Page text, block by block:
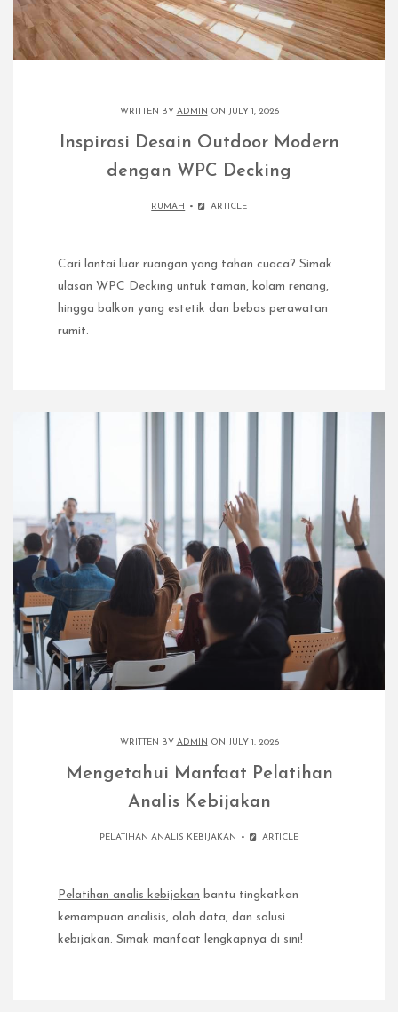
WRITTEN BY ADMIN ON JULY 1, 2026
Inspirasi Desain Outdoor Modern
dengan WPC Decking
RUMAH ARTICLE
Cari lantai luar ruangan yang tahan cuaca? Simak
ulasan WPC Decking untuk taman, kolam renang,
hingga balkon yang estetik dan bebas perawatan
rumit.
WRITTEN BY ADMIN ON JULY 1, 2026
Mengetahui Manfaat Pelatihan
Analis Kebijakan
PELATIHAN ANALIS KEBIJAKAN ARTICLE
Pelatihan analis kebijakan bantu tingkatkan
kemampuan analisis, olah data, dan solusi
kebijakan. Simak manfaat lengkapnya di sini!